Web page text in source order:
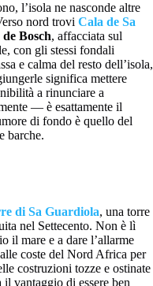
l’isola ne nasconde altre
nord trovi Cala de Sa
Bosch, affacciata sul
con gli stessi fondali
e calma del resto dell’isola,
significa mettere
a rinunciare a
— è esattamente il
di fondo è quello del
barche.
di Sa Guardiola, una torre
nel Settecento. Non è lì
il mare e a dare l’allarme
coste del Nord Africa per
costruzioni tozze e ostinate
il vantaggio di essere ben